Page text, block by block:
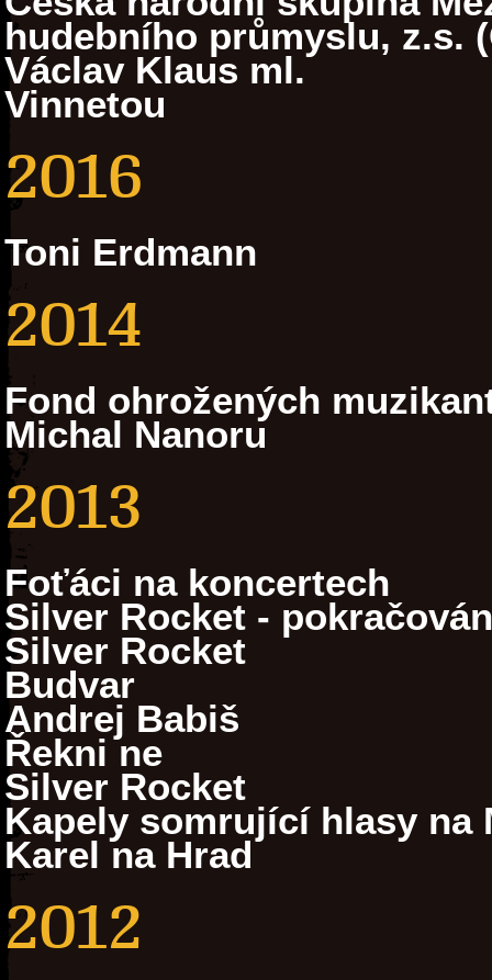
hudebního průmyslu, z.s.
Václav Klaus ml.
Vinnetou
2016
Toni Erdmann
2014
Fond ohrožených
Michal Nanoru
2013
Foťáci na koncertech
Silver Rocket -
Silver Rocket
Budvar
Andrej Babiš
Řekni ne
Silver Rocket
Kapely somrující hlasy na
Karel na Hrad
2012